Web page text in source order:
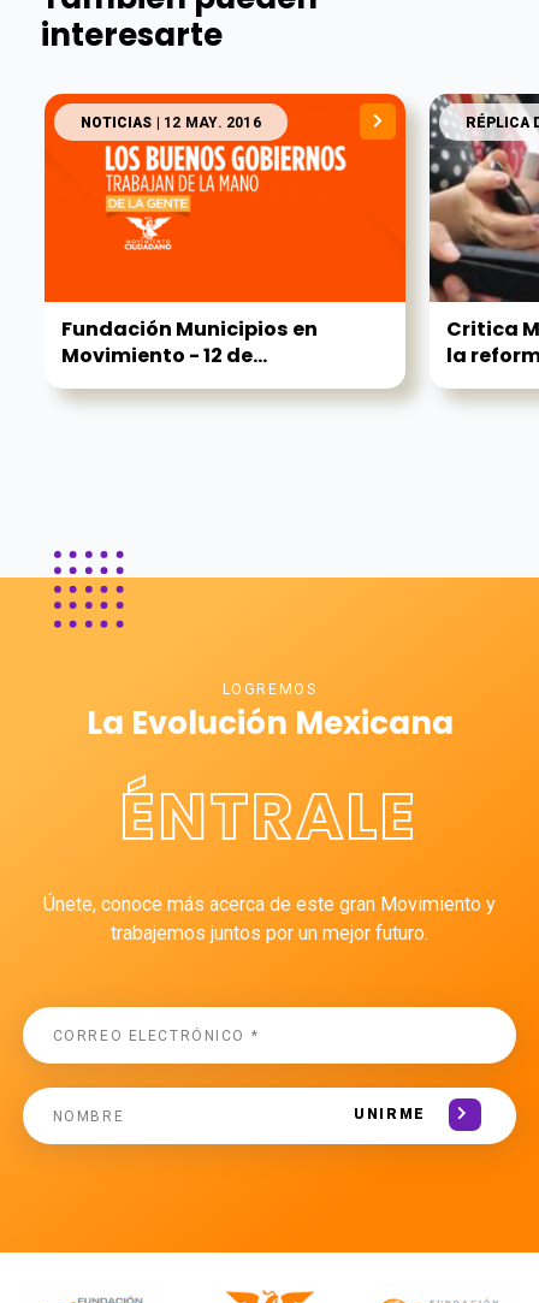
interesarte
NOTICIAS | 12 MAY. 2016
Fundación Municipios en
Movimiento - 12 de...
RÉPLICA
Critica
la
LOGREMOS
La Evolución Mexicana
ÉNTRALE
Únete, conoce más acerca de este gran Movimiento y
trabajemos juntos por un mejor futuro.
UNIRME